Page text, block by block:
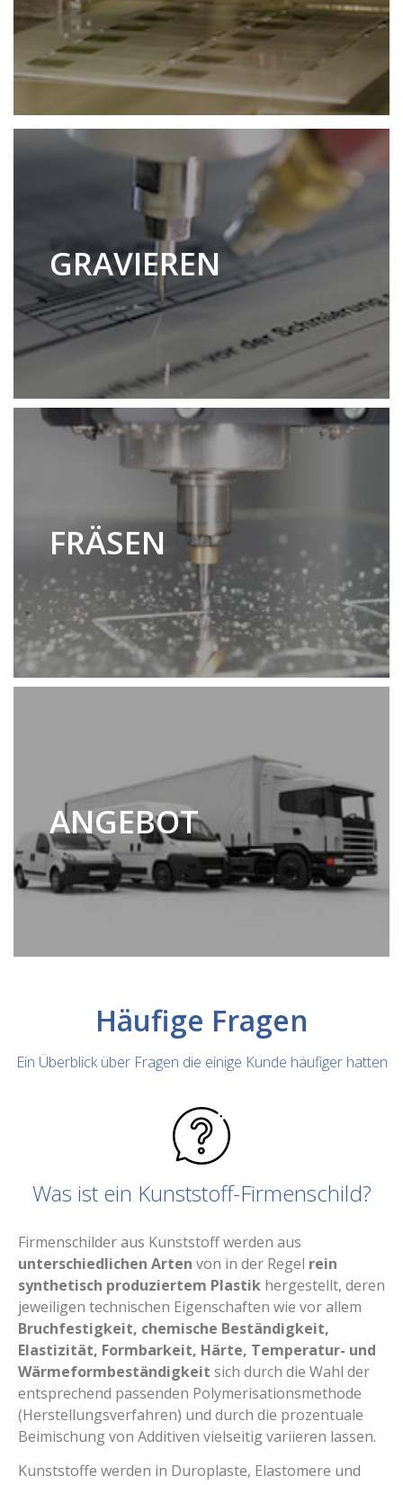
GRAVIEREN
FRÄSEN
ANGEBOT
Häufige Fragen
Ein Überblick über Fragen die einige Kunde häufiger hatten
Was ist ein Kunststoff-Firmenschild?
Firmenschilder aus Kunststoff werden aus
unterschiedlichen Arten von in der Regel rein
synthetisch produziertem Plastik hergestellt, deren
jeweiligen technischen Eigenschaften wie vor allem
Bruchfestigkeit, chemische Beständigkeit,
Elastizität, Formbarkeit, Härte, Temperatur- und
Wärmeformbeständigkeit sich durch die Wahl der
entsprechend passenden Polymerisationsmethode
(Herstellungsverfahren) und durch die prozentuale
Beimischung von Additiven vielseitig variieren lassen.
Kunststoffe werden in Duroplaste, Elastomere und